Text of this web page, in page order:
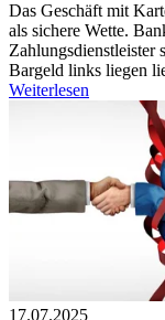
Das Geschäft mit
als sichere Wette.
Zahlungsdienstleister
Bargeld links liegen
Weiterlesen
17.07.2025